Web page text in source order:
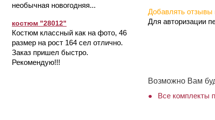
необычная новогодняя...
костюм "28012"
Костюм классный как на фото, 46
размер на рост 164 сел отлично.
Заказ пришел быстро.
Рекомендую!!!
Добавлять отзывы
Для авторизации
Возможно Вам
Все комплекты